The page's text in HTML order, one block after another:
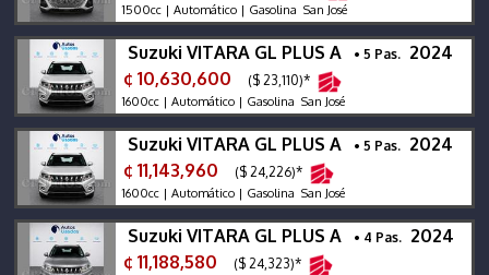
1500cc | Automático | Gasolina San José
Suzuki VITARA GL PLUS A • 5 Pas. 2024
¢ 10,630,600
($ 23,110)*
1600cc | Automático | Gasolina San José
Suzuki VITARA GL PLUS A • 5 Pas. 2024
¢ 11,143,960
($ 24,226)*
1600cc | Automático | Gasolina San José
Suzuki VITARA GL PLUS A • 4 Pas. 2024
¢ 11,188,580
($ 24,323)*